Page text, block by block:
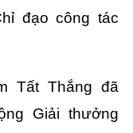
đạo công tác
Tất Thắng đã
Giải thưởng